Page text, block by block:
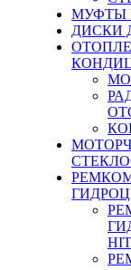
МУФТЫ
ДИСКИ